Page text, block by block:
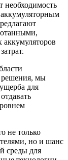
необходимость
решения, мы
для
не только
но и шанс
среды для